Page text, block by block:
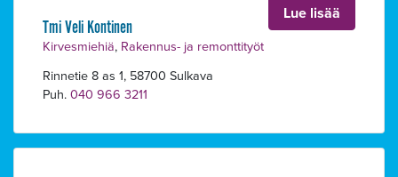
Tmi Veli Kontinen
Kirvesmiehiä, Rakennus- ja remonttityöt
Lue lisää
Rinnetie 8 as 1, 58700 Sulkava
Puh.040 966 3211